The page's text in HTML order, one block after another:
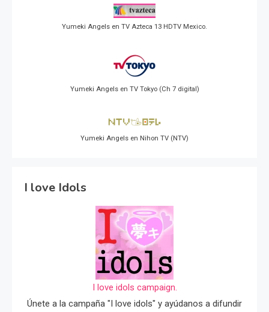
Yumeki Angels en TV Azteca 13 HDTV Mexico.
Yumeki Angels en TV Tokyo (Ch 7 digital)
Yumeki Angels en Nihon TV (NTV)
I love Idols
I love idols campaign.
Únete a la campaña "I love idols" y ayúdanos a difundir